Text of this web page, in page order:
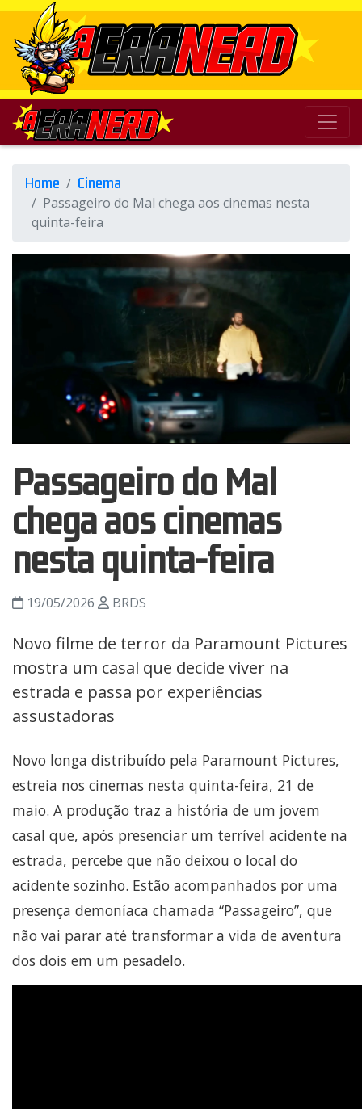
Home Cinema
Passageiro do Mal chega aos cinemas nesta
quinta-feira
Passageiro do Mal
chega aos cinemas
nesta quinta-feira
19/05/2026 BRDS
Novo filme de terror da Paramount Pictures
mostra um casal que decide viver na
estrada e passa por experiências
assustadoras
Novo longa distribuído pela Paramount Pictures,
estreia nos cinemas nesta quinta-feira, 21 de
maio. A produção traz a história de um jovem
casal que, após presenciar um terrível acidente na
estrada, percebe que não deixou o local do
acidente sozinho. Estão acompanhados por uma
presença demoníaca chamada “Passageiro”, que
não vai parar até transformar a vida de aventura
dos dois em um pesadelo.